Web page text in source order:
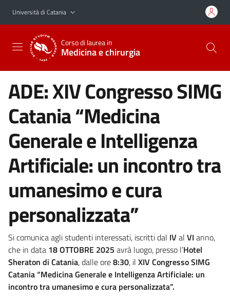
Vai al contenuto principale
Vai al menu di navigazione
Università di Catania
Corso di laurea in
Medicina e chirurgia
ADE: XIV Congresso SIMG
Catania “Medicina
Generale e Intelligenza
Artificiale: un incontro tra
umanesimo e cura
personalizzata”
Si comunica agli studenti interessati, iscritti dal IV al VI anno,
che in data 18 OTTOBRE 2025 avrà luogo, presso l’Hotel
Sheraton di Catania, dalle ore8:30, il XIV Congresso SIMG
Catania “Medicina Generale e Intelligenza Artificiale: un
incontro tra umanesimo e cura personalizzata”.